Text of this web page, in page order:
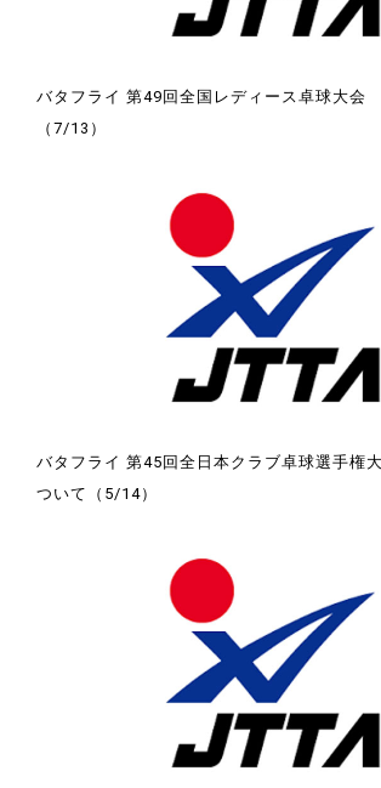
バタフライ 第49回全国レディース卓球大会
（7/13）
バタフライ 第45回全日本クラブ卓球選手権
ついて（5/14）